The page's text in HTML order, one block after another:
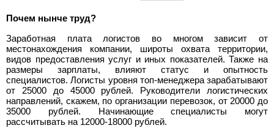
Почем нынче труд?
Заработная плата логистов во многом зависит от
местонахождения компании, широты охвата территории,
видов предоставления услуг и иных показателей. Также на
размеры зарплаты, влияют статус и опытность
специалистов. Логисты уровня топ-менеджера зарабатывают
от 25000 до 45000 рублей. Руководители логистических
направлений, скажем, по организации перевозок, от 20000 до
35000 рублей. Начинающие специалисты могут
рассчитывать на 12000-18000 рублей.